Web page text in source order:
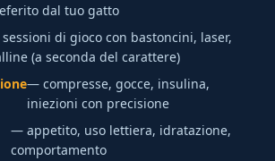
dal tuo gatto
di gioco con bastoncini, laser,
(a seconda del carattere)
— compresse, gocce, insulina,
iniezioni con precisione
— appetito, uso lettiera, idratazione,
comportamento